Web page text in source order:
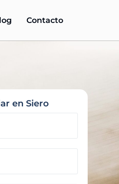
Contacto
en Siero